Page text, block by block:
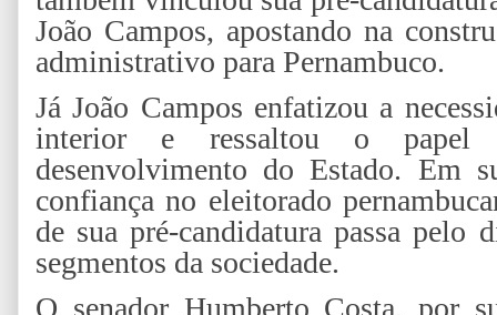
João Campos, apostando na
administrativo para Pernambuco.
Já João Campos enfatizou a
interior e ressaltou o papel
desenvolvimento do Estado. Em
confiança no eleitorado
de sua pré-candidatura passa pelo
segmentos da sociedade.
O senador Humberto Costa, por